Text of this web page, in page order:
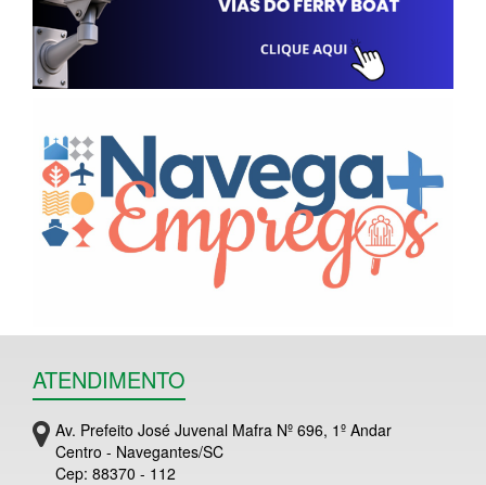
ATENDIMENTO
Av. Prefeito José Juvenal Mafra Nº 696, 1º Andar
Centro - Navegantes/SC
Cep: 88370 - 112